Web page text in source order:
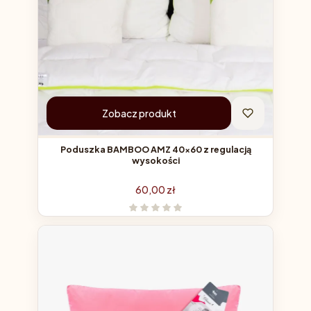
Zobacz produkt
Poduszka BAMBOO AMZ 40x60 z regulacją
wysokości
Cena
60,00 zł